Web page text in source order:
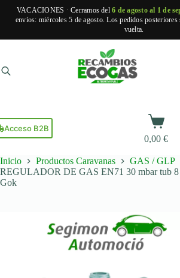
VACACIONES · Cerramos del6 de agosto al 1 de
envíos: miércoles 5 de agosto. Los pedidos posteriores
vuelta.
contenido
Acceso B2B
Carro
de
compra
0,00€
Inicio Productos Caravanas
GAS / GLP
REGULADOR DE GAS EN71 30 mbar tub 8
Gok